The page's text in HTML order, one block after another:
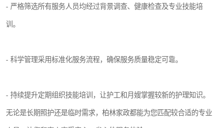
- 严格筛选所有服务人员均经过背景调查、健康检查及专业技能培
训。
- 科学管理采用标准化服务流程，确保服务质量稳定可靠。
- 持续提升定期组织技能培训，让护工和月嫂掌握较新的护理知识。
无论是长期照护还是临时需求，柏林家政都能为您匹配较合适的专业